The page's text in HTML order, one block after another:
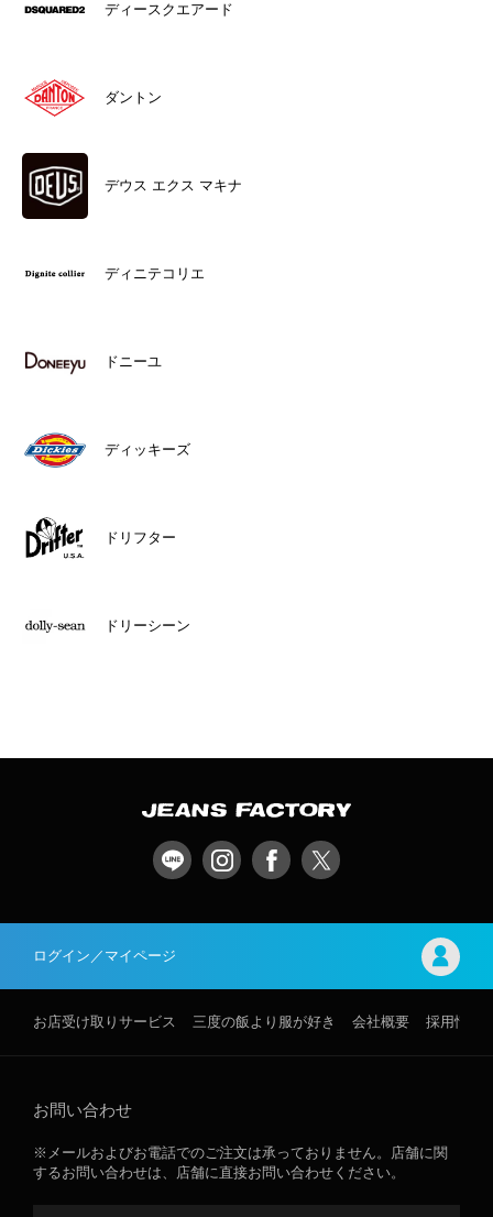
ディースクエアード
ダントン
デウス エクス マキナ
ディニテコリエ
ドニーユ
ディッキーズ
ドリフター
ドリーシーン
ログイン／マイページ
お店受け取りサービス 三度の飯より服が好き 会社概要 採用情報
お問い合わせ
※メールおよびお電話でのご注文は承っておりません。店舗に関
するお問い合わせは、店舗に直接お問い合わせください。